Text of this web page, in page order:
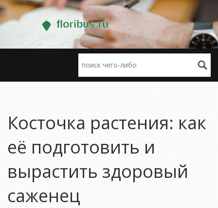
Косточка растения: как
её подготовить и
вырастить здоровый
саженец